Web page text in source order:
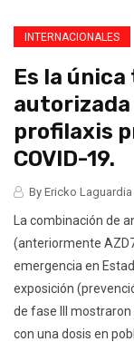
INTERNACIONALES
Es la
autorizada
profilaxis
COVID-19.
By Ericko Laguardia
La combinación de
(anteriormente
emergencia en
exposición
de fase III
con una dosis en